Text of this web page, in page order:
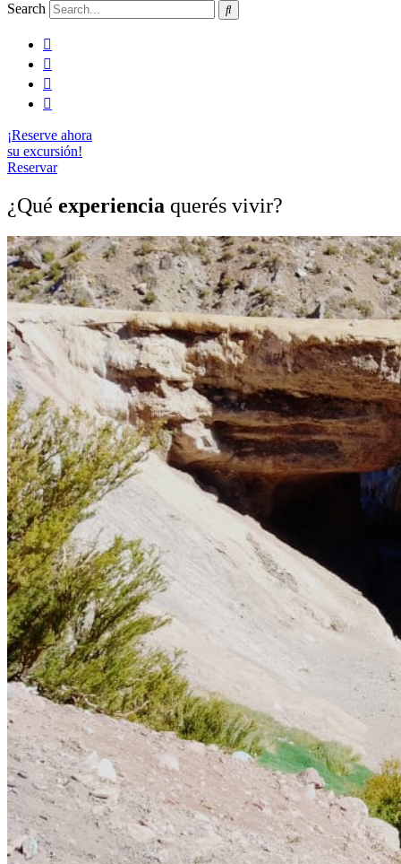
Search
¡Reserve ahora
su excursión!
Reservar
¿Qué experiencia querés vivir?